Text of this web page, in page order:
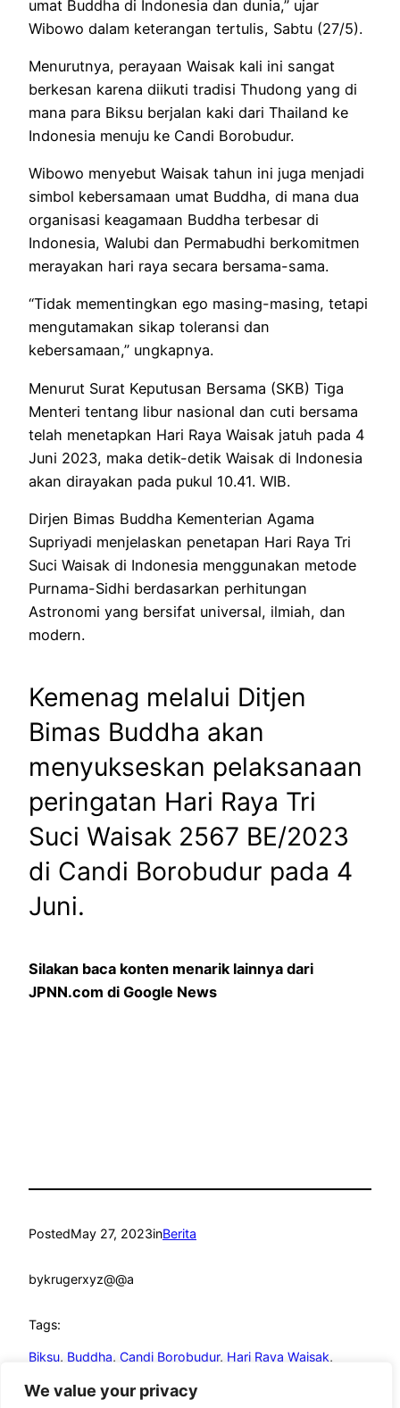
We value your privacy
umat Buddha di Indonesia dan dunia,” ujar
Wibowo dalam keterangan tertulis, Sabtu (27/5).
Menurutnya, perayaan Waisak kali ini sangat
berkesan karena diikuti tradisi Thudong yang di
mana para Biksu berjalan kaki dari Thailand ke
Indonesia menuju ke Candi Borobudur.
Wibowo menyebut Waisak tahun ini juga menjadi
simbol kebersamaan umat Buddha, di mana dua
organisasi keagamaan Buddha terbesar di
Indonesia, Walubi dan Permabudhi berkomitmen
merayakan hari raya secara bersama-sama.
“Tidak mementingkan ego masing-masing, tetapi
mengutamakan sikap toleransi dan
kebersamaan,” ungkapnya.
Menurut Surat Keputusan Bersama (SKB) Tiga
Menteri tentang libur nasional dan cuti bersama
telah menetapkan Hari Raya Waisak jatuh pada 4
Juni 2023, maka detik-detik Waisak di Indonesia
akan dirayakan pada pukul 10.41. WIB.
Dirjen Bimas Buddha Kementerian Agama
Supriyadi menjelaskan penetapan Hari Raya Tri
Suci Waisak di Indonesia menggunakan metode
Purnama-Sidhi berdasarkan perhitungan
Astronomi yang bersifat universal, ilmiah, dan
modern.
Kemenag melalui Ditjen
Bimas Buddha akan
menyukseskan pelaksanaan
peringatan Hari Raya Tri
Suci Waisak 2567 BE/2023
di Candi Borobudur pada 4
Juni.
Silakan baca konten menarik lainnya dari
JPNN.com di Google News
PostedMay 27, 2023inBerita
bykrugerxyz@@a
Tags:
Biksu, Buddha, Candi Borobudur, Hari Raya Waisak